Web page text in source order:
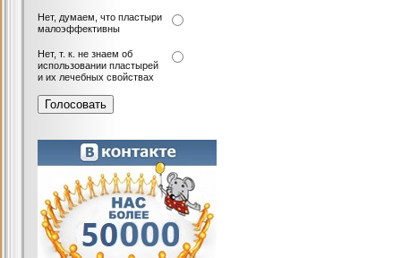
Нет, думаем, что пластыри
малоэффективны
Нет, т. к. не знаем об
использовании пластырей
и их лечебных свойствах